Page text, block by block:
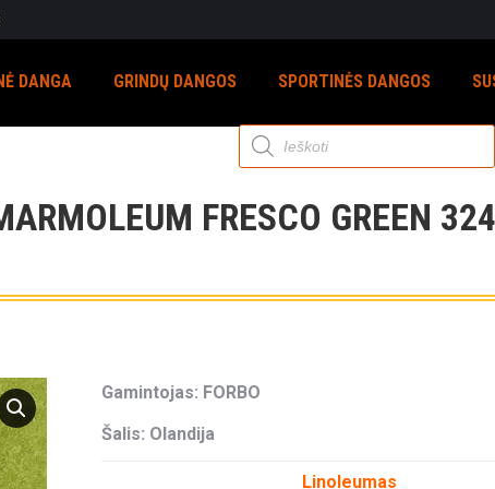
DANGA GRINDŲ DANGOS SPORTINĖS DANGOS
Products
search
FRESCO GREEN
Gamintojas: FORBO
Šalis: Olandija
Linoleumas